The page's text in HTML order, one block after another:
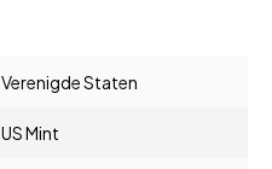
Verenigde Staten
US Mint